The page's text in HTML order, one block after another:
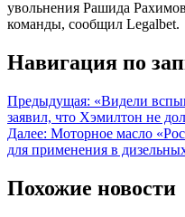
увольнения Рашида
команды, сообщил Legalbet.
Навигация по
Предыдущая: «Видели
заявил, что Хэмилтон не
Далее: Моторное масло
для применения в
Похожие новости